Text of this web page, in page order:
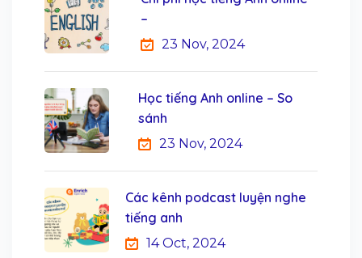
–
23 Nov, 2024
Học tiếng Anh online – So
sánh
23 Nov, 2024
Các kênh podcast luyện nghe
tiếng anh
14 Oct, 2024